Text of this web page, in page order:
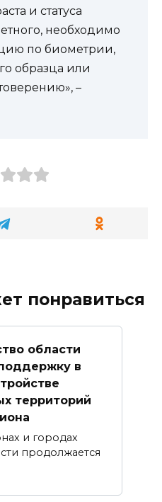
и статуса
необходимо
по биометрии,
образца или
–
понравиться
области
в
территорий
и городах
продолжается